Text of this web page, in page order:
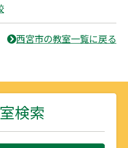
西宮市の教室一覧に戻る
検索